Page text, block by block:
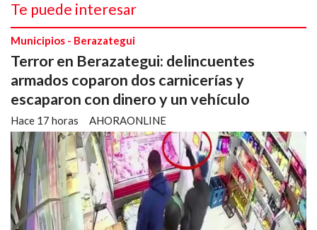
Te puede interesar
Terror en Berazategui: delincuentes
armados coparon dos carnicerías y
escaparon con dinero y un vehículo
AHORAONLINE
Municipios - Berazategui
Hace 17 horas